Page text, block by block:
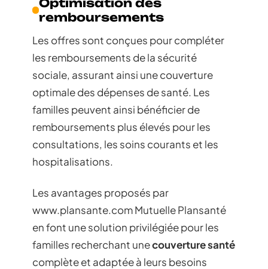
Optimisation des
remboursements
Les offres sont conçues pour compléter
les remboursements de la sécurité
sociale, assurant ainsi une couverture
optimale des dépenses de santé. Les
familles peuvent ainsi bénéficier de
remboursements plus élevés pour les
consultations, les soins courants et les
hospitalisations.
Les avantages proposés par
www.plansante.com Mutuelle Plansanté
en font une solution privilégiée pour les
familles recherchant unecouverture santé
complète et adaptée à leurs besoins